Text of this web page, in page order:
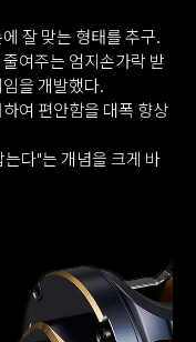
잘 맞는 형태를 추구.
여주는 엄지손가락 받
을 개발했다.
여 편안함을 대폭 향상
다"는 개념을 크게 바